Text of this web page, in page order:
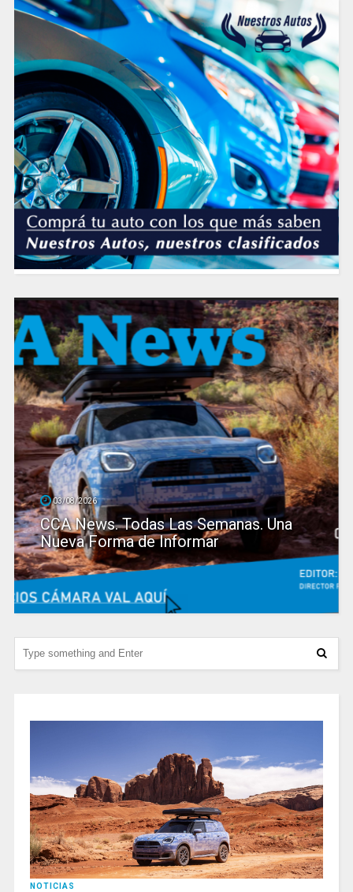
03/08/2026
CCA News. Todas Las Semanas. Una
Nueva Forma de Informar
NOTICIAS